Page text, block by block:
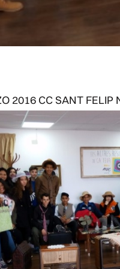
2016 CC SANT FELIP